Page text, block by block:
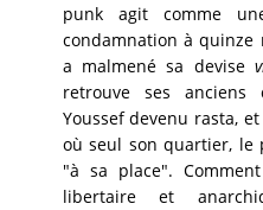
punk agit comme
condamnation à
a malmené sa devise
retrouve ses anciens
Youssef devenu rasta,
où seul son quartier, le
"à sa place".
libertaire et